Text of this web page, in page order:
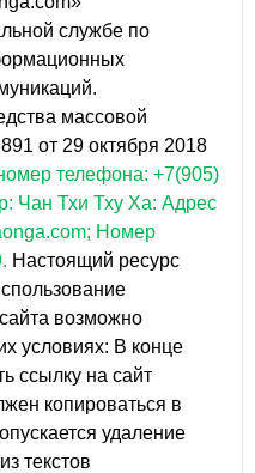
службе по
массовой
от 29 октября 2018
телефона: +7(905)
Чан Тхи Тху Ха: Адрес
Номер
Настоящий ресурс
возможно
условиях: В конце
ссылку на сайт
копироваться в
удаление
текстов